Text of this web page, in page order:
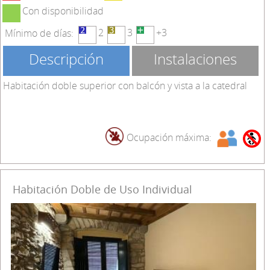
Con disponibilidad
Mínimo de días:
2 3 +3
Descripción Instalaciones
Habitación doble superior con balcón y vista a la catedral
Ocupación máxima:
Habitación Doble de Uso Individual